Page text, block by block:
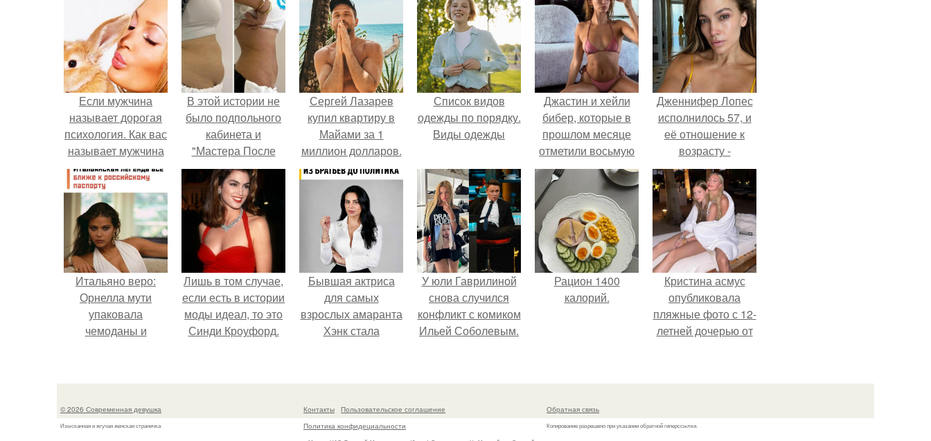
Если мужчина
называет дорогая
психология. Как вас
называет мужчина
и что это значит
(Психология
отношений)
В этой истории не
было подпольного
кабинета и
"Мастера После
Двухнедельных
Курсов".
Сергей Лазарев
купил квартиру в
Майами за 1
миллион долларов.
Список видов
одежды по порядку.
Виды одежды
Джастин и хейли
бибер, которые в
прошлом месяце
отметили восьмую
годовщину
помолвки, показали
новые фото с
совместного
отдыха.
Дженнифер Лопес
исполнилось 57, и
её отношение к
возрасту -
настоящий
манифест
уверенности: "не
говорите, что я
отлично выгляжу
для 57.
Итальяно веро:
Орнелла мути
упаковала
чемоданы и
красным
Лишь в том случае,
если есть в истории
моды идеал, то это
Синди Кроуфорд.
Бывшая актриса
для самых
взрослых амаранта
Хэнк стала
У юли Гаврилиной
снова случился
конфликт с комиком
Ильей Соболевым.
Рацион 1400
калорий.
Кристина асмус
опубликовала
пляжные фото с 12-
летней дочерью от
© 2026 Современная девушка
Изысканная и жгучая женская страничка
Контакты
Пользовательское соглашение
Политика конфидециальности
Обратная связь
Копирование разрешено при указании обратной гиперссылки.